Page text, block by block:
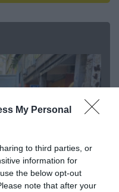
My Personal
to third parties, or
information for
the below opt-out
note that after your